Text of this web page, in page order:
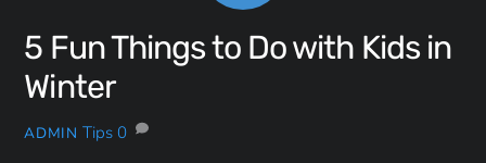
5 Fun Things to Do with Kids in
Winter
ADMIN Tips 0